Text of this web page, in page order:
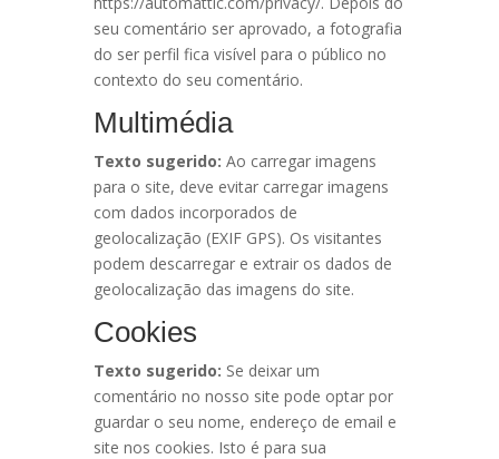
seu comentário ser aprovado, a fotografia
do ser perfil fica visível para o público no
contexto do seu comentário.
Multimédia
Texto sugerido: Ao carregar imagens
para o site, deve evitar carregar imagens
com dados incorporados de
geolocalização (EXIF GPS). Os visitantes
podem descarregar e extrair os dados de
geolocalização das imagens do site.
Cookies
Texto sugerido: Se deixar um
comentário no nosso site pode optar por
guardar o seu nome, endereço de email e
site nos cookies. Isto é para sua